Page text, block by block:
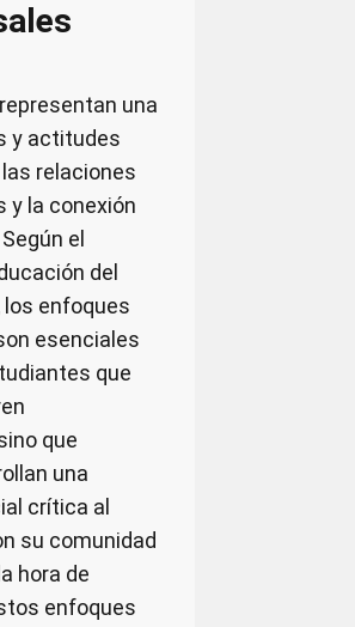
representan una
y actitudes
relaciones
y la conexión
el
del
los enfoques
esenciales
que
que
una
crítica al
su comunidad
hora de
enfoques